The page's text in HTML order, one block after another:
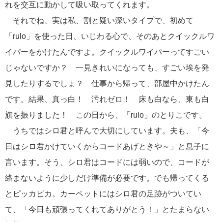
れを交互に動かして吸い取ってくれます。
それでね、実は私、割と疑い深いタイプで、初めて
「rulo」を使った日、いじわる心で、そのあとクイックルワ
イパーをかけたんですよ。クイックルワイパーってすごい
じゃないですか？ 一見きれいになっても、すごい埃を発
見したりするでしょ？ 仕事から帰って、部屋中かけたん
です。結果、真っ白！ 汚れゼロ！ 床も白なら、東も白
旗を振りました！ この日から、「rulo」のとりこです。
うちではシロ君と呼んで大切にしています。夫も、「今
日はシロ君かけていくからコードあげときや～」と息子に
言います。そう、シロ君はコードには弱いので、コードが
絡まないように少しだけ準備が必要です。でも帰ってくる
とピッカピカ。カーペットにはシロ君の足跡がついてい
て、「今日も頑張ってくれてありがとう！」とたまらない